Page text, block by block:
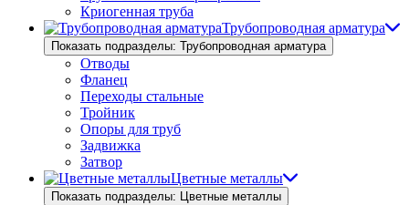
Криогенная труба
Трубопроводная арматура
Показать подразделы: Трубопроводная арматура
Отводы
Фланец
Переходы стальные
Тройник
Опоры для труб
Задвижка
Затвор
Цветные металлы
Показать подразделы: Цветные металлы